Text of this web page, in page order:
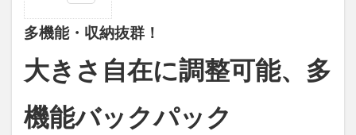
機能・
収納抜
群！大
きさ自
在に調
能、多
機能バ
多機能・収納抜群！
大きさ自在に調整可能、多
機能バックパック